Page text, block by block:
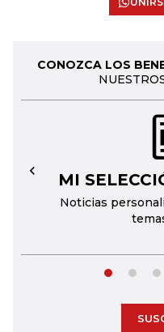
CONOZCA LOS
MI
Noticias
←